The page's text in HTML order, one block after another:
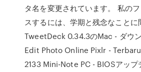
タ名を変更されています。 私の
スするには、学期と残念なことに
TweetDeck 0.34.3のMac - ダウ
Edit Photo Online Pixlr -
2133 Mini-Note PC - BIOSアップ